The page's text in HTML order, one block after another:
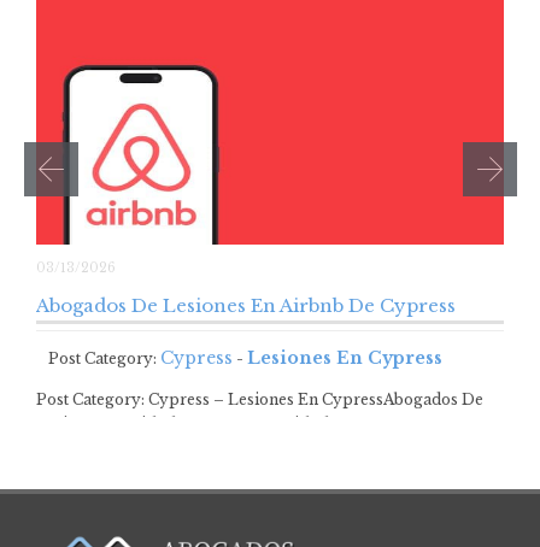
03/13/2026
Abogados De Lesiones En Airbnb De Cypress
Post Category: Cypress - Lesiones En Cypress
Post Category: Cypress – Lesiones En CypressAbogados De